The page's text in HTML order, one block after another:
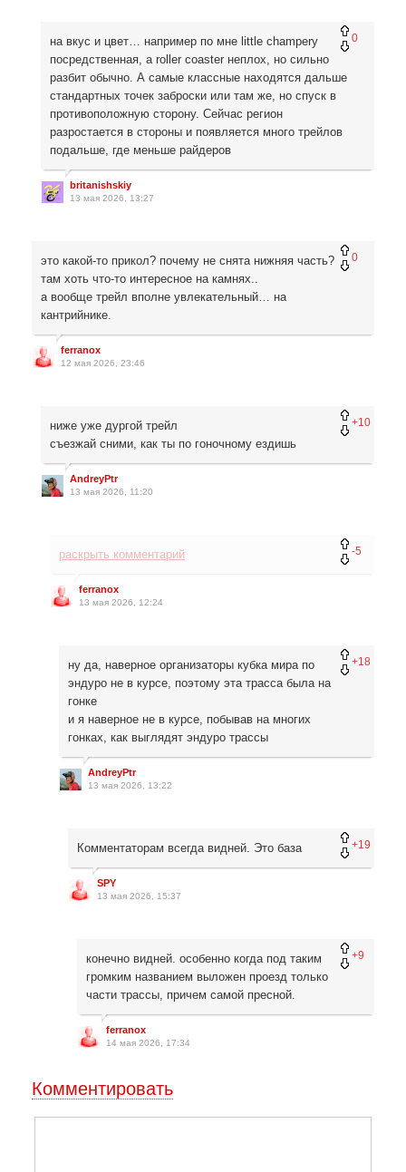
0
на вкус и цвет… например по мне little champery
посредственная, а roller coaster неплох, но сильно
разбит обычно. А самые классные находятся дальше
стандартных точек заброски или там же, но спуск в
противоположную сторону. Сейчас регион
разростается в стороны и появляется много трейлов
подальше, где меньше райдеров
britanishskiy
13 мая 2026, 13:27
0
это какой-то прикол? почему не снята нижняя часть?
там хоть что-то интересное на камнях..
а вообще трейл вполне увлекательный… на
кантрийнике.
ferranox
12 мая 2026, 23:46
+10
ниже уже дургой трейл
съезжай сними, как ты по гоночному ездишь
AndreyPtr
13 мая 2026, 11:20
-5
раскрыть комментарий
ferranox
13 мая 2026, 12:24
+18
ну да, наверное организаторы кубка мира по
эндуро не в курсе, поэтому эта трасса была на
гонке
и я наверное не в курсе, побывав на многих
гонках, как выглядят эндуро трассы
AndreyPtr
13 мая 2026, 13:22
+19
Комментаторам всегда видней. Это база
SPY
13 мая 2026, 15:37
+9
конечно видней. особенно когда под таким
громким названием выложен проезд только
части трассы, причем самой пресной.
ferranox
14 мая 2026, 17:34
Комментировать